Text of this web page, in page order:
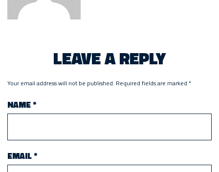
LEAVE A REPLY
Your email address will not be published. Required fields are marked *
NAME*
EMAIL*